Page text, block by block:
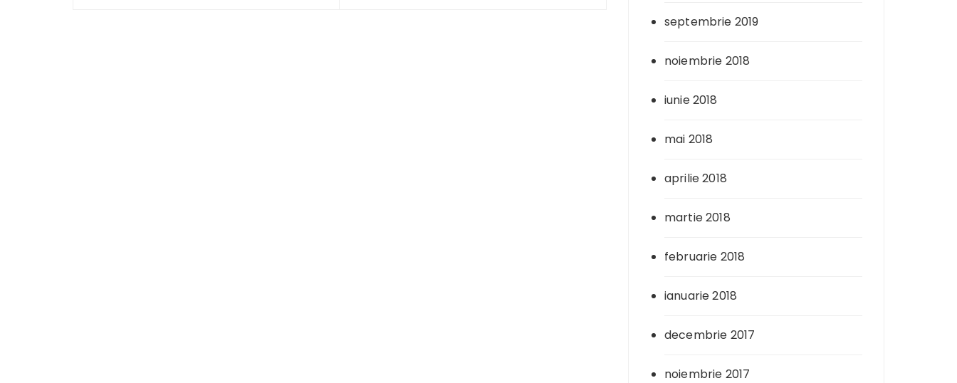
septembrie 2019
noiembrie 2018
iunie 2018
mai 2018
aprilie 2018
martie 2018
februarie 2018
ianuarie 2018
decembrie 2017
noiembrie 2017